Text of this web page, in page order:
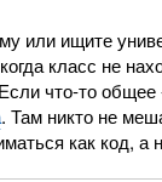
или ищите
класс не
что-то
. Там никто не
как код, а